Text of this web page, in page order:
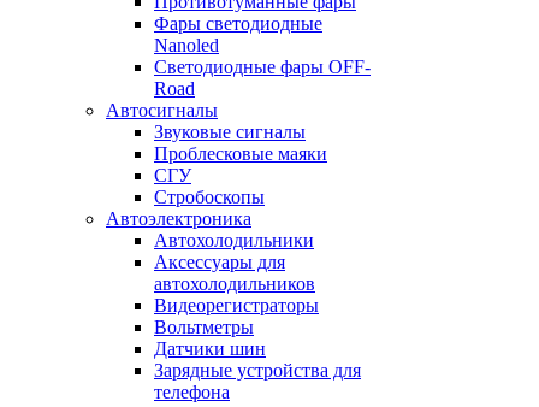
Фары светодиодные
Nanoled
Светодиодные фары OFF-
Road
Автосигналы
Звуковые сигналы
Проблесковые маяки
СГУ
Стробоскопы
Автоэлектроника
Автохолодильники
Аксессуары для
автохолодильников
Видеорегистраторы
Вольтметры
Датчики шин
Зарядные устройства для
телефона